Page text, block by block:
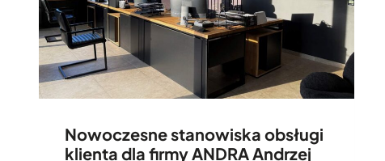
Nowoczesne stanowiska obsługi
klienta dla firmy ANDRA Andrzej